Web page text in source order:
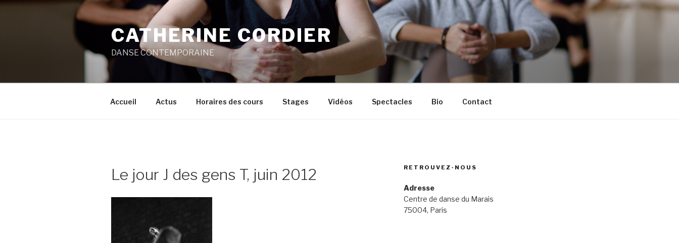
Aller
CATHERINE CORDIER
DANSE CONTEMPORAINE
Accueil Actus Horaires des cours Stages Vidéos Spectacles Bio Contact
Le jour J des gens T, juin 2012 RETROUVEZ-NOUS
Adresse
Centre de danse du Marais
75004, Paris